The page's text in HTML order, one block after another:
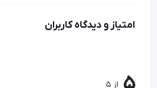
تنفس راحت در حین جراحی: به لطف
دید کامل برای پزشک: فیلم شفاف این
امتیاز و دیدگاه کاربران
از 5